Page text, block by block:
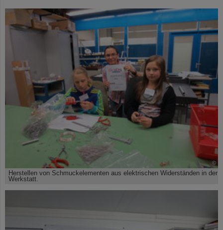
©
Herstellen von Schmuckelementen aus elektrischen Widerständen in der
Werkstatt.